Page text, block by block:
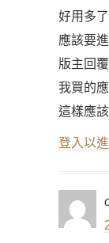
好用多了
應該要
版主回
我買的
這樣應
登入以